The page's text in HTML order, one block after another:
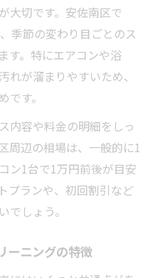
大切です。安佐南区で
季節の変わり目ごとのス
す。特にエアコンや浴
れが溜まりやすいため、
す。
内容や料金の明細をしっ
周辺の相場は、一般的に1
ン1台で1万円前後が目安
プランや、初回割引など
でしょう。
ーニングの特徴